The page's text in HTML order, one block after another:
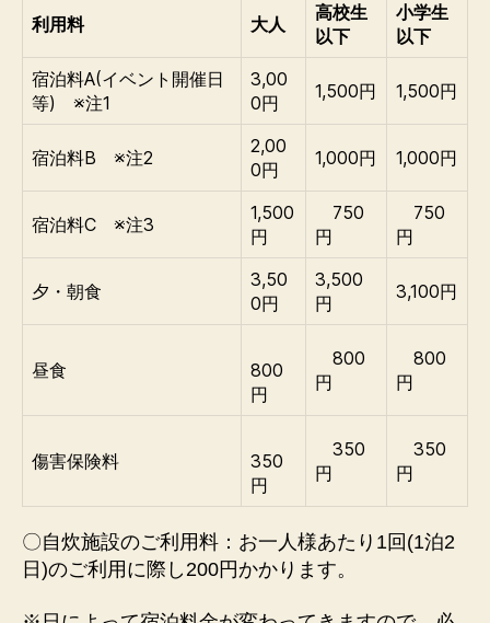
利用料 大人
高校生
以下
小学生
以下
宿泊料A(イベント開催日
等) ※注1
3,00
0円
1,500円 1,500円
宿泊料B ※注2
2,00
0円
1,000円 1,000円
宿泊料C ※注3
1,500
円
750
円
750
円
夕・朝食
3,50
0円
3,500
円
3,100円
昼食
800
円
800
円
800
円
傷害保険料
350
円
350
円
350
円
〇自炊施設のご利用料：お一人様あたり1回(1泊2
日)のご利用に際し200円かかります。